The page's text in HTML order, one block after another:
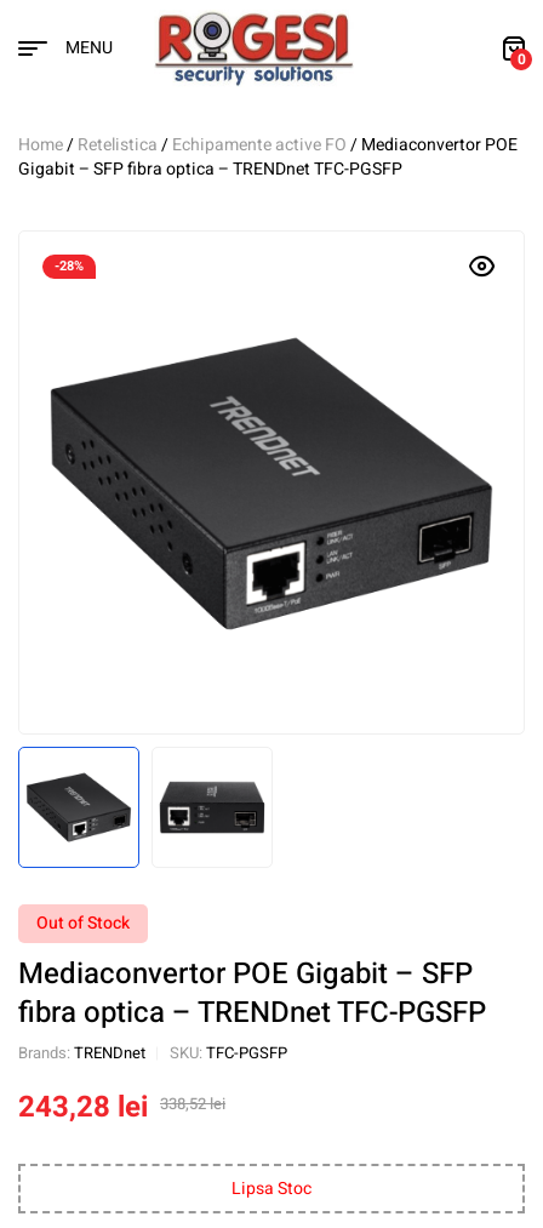
MENU 0
Home/Retelistica/Echipamente active FO/ Mediaconvertor POE
Gigabit – SFP fibra optica – TRENDnet TFC-PGSFP
-28%
Out of Stock
Mediaconvertor POE Gigabit – SFP
fibra optica – TRENDnet TFC-PGSFP
Brands: TRENDnet SKU: TFC-PGSFP
338,52lei
243,28 lei
Lipsa Stoc